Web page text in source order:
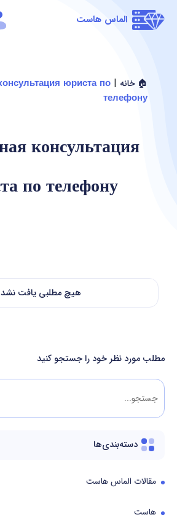
الماس هاست
🏠 خانه |
юриста по
телефону
консультация
по телефону
مطلب مورد نظر خود را جستجو کنید
دسته‌بندی‌ها
مقالات الماس هاست
هاست
هیچ مطلبی یافت